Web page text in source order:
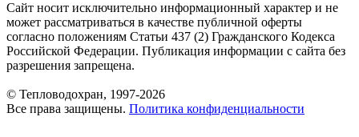
Сайт носит исключительно информационный характер и не
может рассматриваться в качестве публичной оферты
согласно положениям Статьи 437 (2) Гражданского Кодекса
Российской Федерации. Публикация информации с сайта без
разрешения запрещена.
© Тепловодохран, 1997-2026
Все права защищены. Политика конфиденциальности